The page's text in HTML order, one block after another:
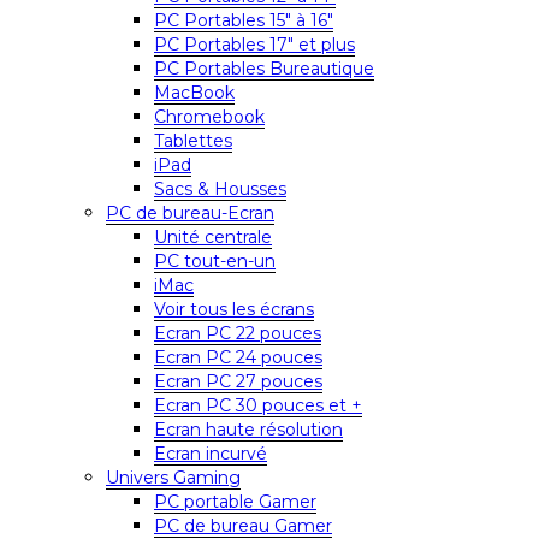
PC Portables 15″ à 16″
PC Portables 17″ et plus
PC Portables Bureautique
MacBook
Chromebook
Tablettes
iPad
Sacs & Housses
PC de bureau-Ecran
Unité centrale
PC tout-en-un
iMac
Voir tous les écrans
Ecran PC 22 pouces
Ecran PC 24 pouces
Ecran PC 27 pouces
Ecran PC 30 pouces et +
Ecran haute résolution
Ecran incurvé
Univers Gaming
PC portable Gamer
PC de bureau Gamer